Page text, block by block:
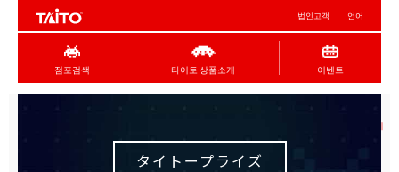
법인고객 언어
점포검색 타이토 상품소개 이벤트
タイトープライズ